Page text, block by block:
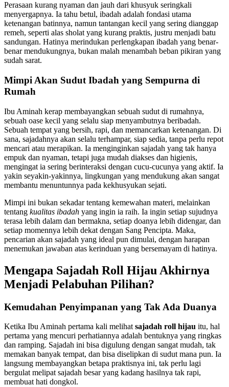
Perasaan kurang nyaman dan jauh dari khusyuk seringkali
menyergapnya. Ia tahu betul, ibadah adalah fondasi utama
ketenangan batinnya, namun tantangan kecil yang sering dianggap
remeh, seperti alas sholat yang kurang praktis, justru menjadi batu
sandungan. Hatinya merindukan perlengkapan ibadah yang benar-
benar mendukungnya, bukan malah menambah beban pikiran yang
sudah sarat.
Mimpi Akan Sudut Ibadah yang Sempurna di
Rumah
Ibu Aminah kerap membayangkan sebuah sudut di rumahnya,
sebuah oase kecil yang selalu siap menyambutnya beribadah.
Sebuah tempat yang bersih, rapi, dan memancarkan ketenangan. Di
sana, sajadahnya akan selalu terhampar, siap sedia, tanpa perlu repot
mencari atau merapikan. Ia menginginkan sajadah yang tak hanya
empuk dan nyaman, tetapi juga mudah diakses dan higienis,
mengingat ia sering berinteraksi dengan cucu-cucunya yang aktif. Ia
yakin seyakin-yakinnya, lingkungan yang mendukung akan sangat
membantu menuntunnya pada kekhusyukan sejati.
Mimpi ini bukan sekadar tentang kemewahan materi, melainkan
tentang kualitas ibadah yang ingin ia raih. Ia ingin setiap sujudnya
terasa lebih dalam dan bermakna, setiap doanya lebih didengar, dan
setiap momennya lebih dekat dengan Sang Pencipta. Maka,
pencarian akan sajadah yang ideal pun dimulai, dengan harapan
menemukan jawaban atas kerinduan yang bersemayam di hatinya.
Mengapa Sajadah Roll Hijau Akhirnya
Menjadi Pelabuhan Pilihan?
Kemudahan Penyimpanan yang Tak Ada Duanya
Ketika Ibu Aminah pertama kali melihat sajadah roll hijau itu, hal
pertama yang mencuri perhatiannya adalah bentuknya yang ringkas
dan ramping. Sajadah ini bisa digulung dengan sangat mudah, tak
memakan banyak tempat, dan bisa diselipkan di sudut mana pun. Ia
langsung membayangkan betapa praktisnya ini, tak perlu lagi
bergulat melipat sajadah besar yang kadang hasilnya tak rapi,
membuat hati dongkol.